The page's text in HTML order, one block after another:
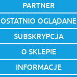
PARTNER
OSTATNIO OGLĄDANE
SUBSKRYPCJA
O SKLEPIE
INFORMACJE